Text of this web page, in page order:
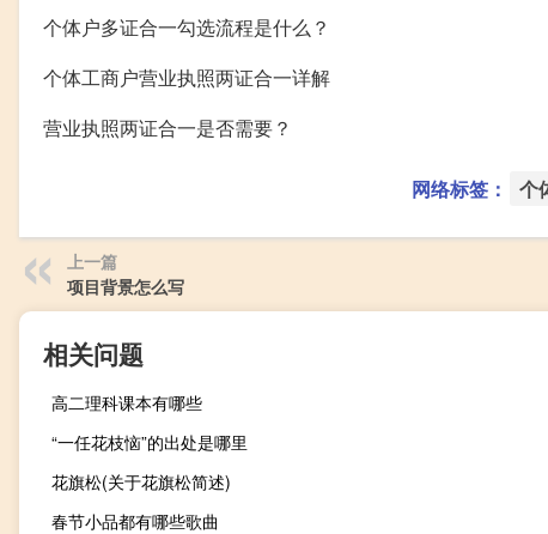
个体户多证合一勾选流程是什么？
个体工商户营业执照两证合一详解
营业执照两证合一是否需要？
网络标签： 个
上一篇
项目背景怎么写
相关问题
高二理科课本有哪些
“一任花枝恼”的出处是哪里
花旗松(关于花旗松简述)
春节小品都有哪些歌曲